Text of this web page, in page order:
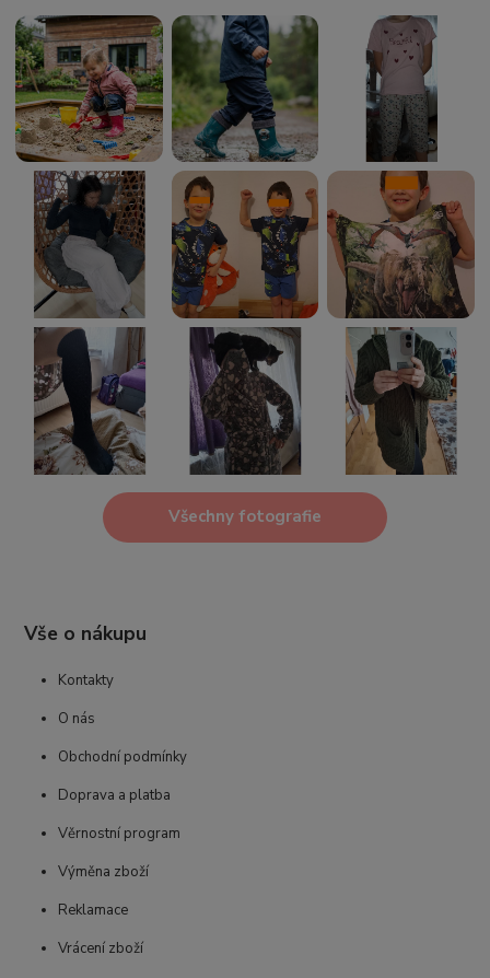
Všechny fotografie
Vše o nákupu
Kontakty
O nás
Obchodní podmínky
Doprava a platba
Věrnostní program
Výměna zboží
Reklamace
Vrácení zboží